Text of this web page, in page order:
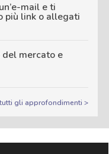
mail e ti
più link o allegati
del mercato e
gli approfondimenti >